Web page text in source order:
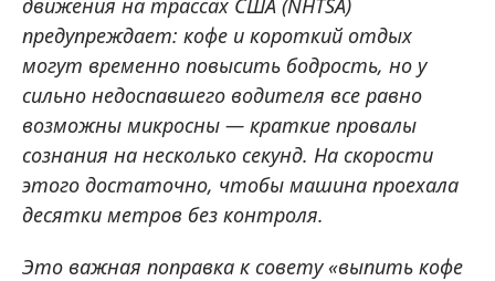
предупреждает: кофе и короткий отдых
могут временно повысить бодрость, но у
сильно недоспавшего водителя все равно
возможны микросны — краткие провалы
сознания на несколько секунд. На скорости
этого достаточно, чтобы машина проехала
десятки метров без контроля.
Это важная поправка к совету «выпить кофе